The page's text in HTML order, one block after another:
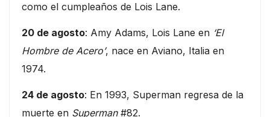
como el cumpleaños de Lois Lane.
20 de agosto: Amy Adams, Lois Lane en ‘El
Hombre de Acero’, nace en Aviano, Italia en
1974.
24 de agosto: En 1993, Superman regresa de la
muerte en Superman#82.